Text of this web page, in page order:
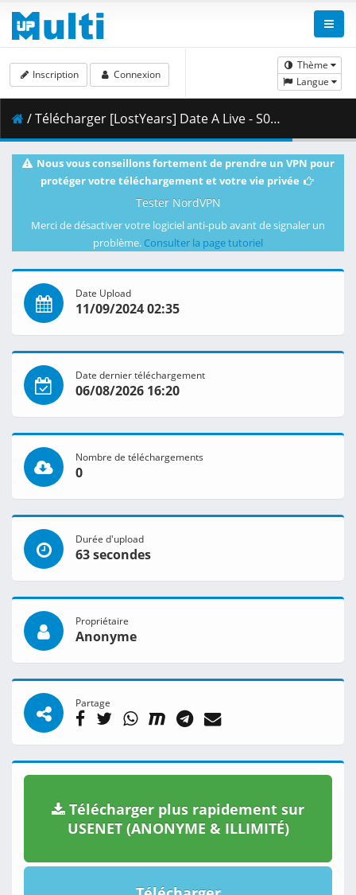
Thème
Langue
Inscription Connexion
/ Télécharger [LostYears] Date A Live - S05E05 (WEB-DL 1080p x264 AAC E-AC-3) [E1EFE8D3].mkv.002 ( 482.88 MB )
Nous vous conseillons fortement de prendre un VPN pour
protéger votre téléchargement et votre vie privée
Tester NordVPN
Merci de désactiver votre logiciel anti-pub avant de signaler un
problème. Consulter la page tutoriel
Date Upload
11/09/2024 02:35
Date dernier téléchargement
06/08/2026 16:20
Nombre de téléchargements
0
Durée d'upload
63 secondes
Propriétaire
Anonyme
Partage
Télécharger plus rapidement sur
USENET (ANONYME & ILLIMITÉ)